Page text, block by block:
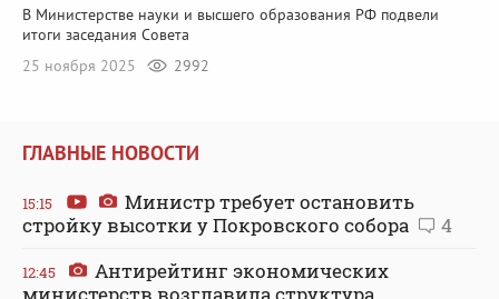
В Министерстве науки и высшего образования РФ подвели
итоги заседания Совета
25 ноября 2025
2992
ГЛАВНЫЕ НОВОСТИ
15:15
Министр требует остановить
стройку высотки у Покровского собора
4
12:45
Антирейтинг экономических
министерств возглавила структура